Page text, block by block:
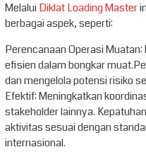
MelaluiDiklat Loading Master
berbagai aspek, seperti:
Perencanaan Operasi
efisien dalam bongkar
dan mengelola potensi risiko
Efektif: Meningkatkan
stakeholder lainnya.
aktivitas sesuai dengan
internasional.